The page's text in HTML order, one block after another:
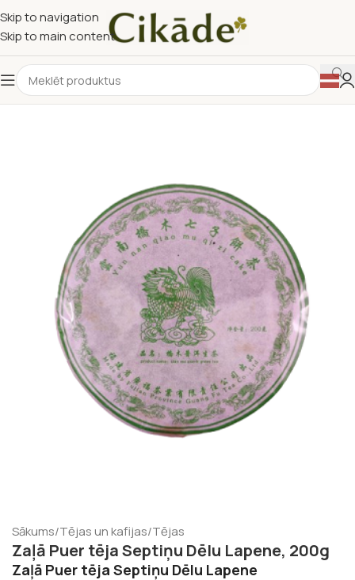
Skip to navigation
Skip to main content
Sākums/Tējas un kafijas/Tējas
Zaļā Puer tēja Septiņu Dēlu Lapene, 200g
Zaļā Puer tēja Septiņu Dēlu Lapene